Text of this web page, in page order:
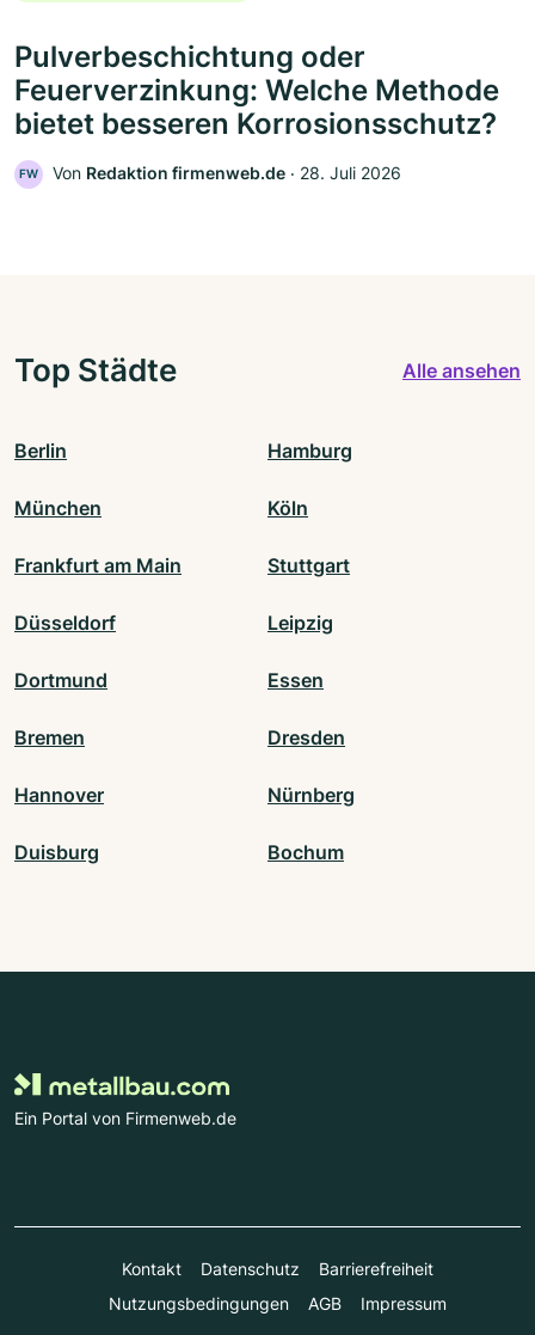
Pulverbeschichtung oder
Feuerverzinkung: Welche Methode
bietet besseren Korrosionsschutz?
FW Von Redaktion firmenweb.de ‧ 28. Juli 2026
Top Städte Alle ansehen
Berlin Hamburg
München Köln
Frankfurt am Main Stuttgart
Düsseldorf Leipzig
Dortmund Essen
Bremen Dresden
Hannover Nürnberg
Duisburg Bochum
Ein Portal von Firmenweb.de
Kontakt Datenschutz
Barrierefreiheit
Nutzungsbedingungen
AGB Impressum